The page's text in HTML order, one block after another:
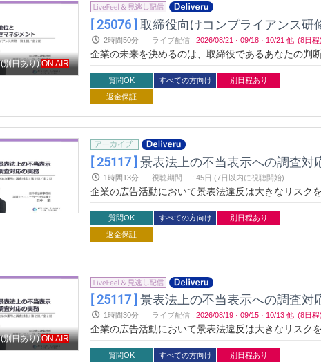
(別日あり) ON AIR
[ 25076 ]取締役向けコンプライアンス
2時間50分 ライブ配信 : 2026/08/21 · 09/18 · 10/21 他 (8日程)
企業の未来を決めるのは、取締役であるあなたの判
に自信を持っていますか？本セミナーでは、取締役
マネジメントの最新知識を学び、企業の安定した経
スキルを手に入れましょう。
質問OK すべての方向け
別日程あり
返金保証
[ 25117 ]景表法上の不当表示への調査対
1時間13分 視聴期間 : 45日 (7日以内に視聴開始)
企業の広告活動において景表法違反は大きなリスク
応の実務を徹底解説します。消費者庁や公正取引委
でを網羅。最新の法改正に対応した実践的なノウ
質問OK すべての方向け
別日程あり
返金保証
(別日あり) ON AIR
[ 25117 ]景表法上の不当表示への調査対
1時間30分 ライブ配信 : 2026/08/19 · 09/15 · 10/13 他 (8日程)
企業の広告活動において景表法違反は大きなリスク
応の実務を徹底解説します。消費者庁や公正取引委
でを網羅。最新の法改正に対応した実践的なノウ
質問OK すべての方向け
別日程あり